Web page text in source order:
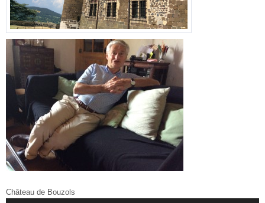
Château de Bouzols